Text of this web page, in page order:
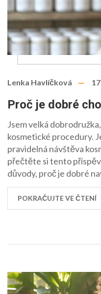
Lenka Havlíčková
Proč je dobré
Jsem velká
kosmetické procedury.
pravidelná návštěva
přečtěte si tento
důvody, proč je dobré
může být taková sezení
pohodu.
POKRAČUJTE VE ČTENÍ